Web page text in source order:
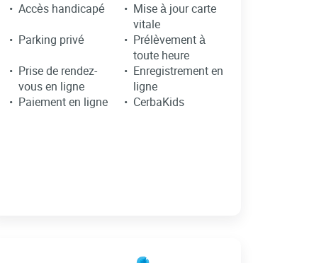
Accès handicapé
Mise à jour carte
vitale
Parking privé
Prélèvement à
toute heure
Prise de rendez-
vous en ligne
Enregistrement en
ligne
Paiement en ligne
CerbaKids